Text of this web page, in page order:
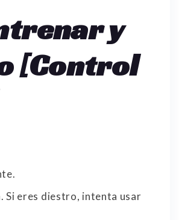
y
[Control
Si eres diestro, intenta usar